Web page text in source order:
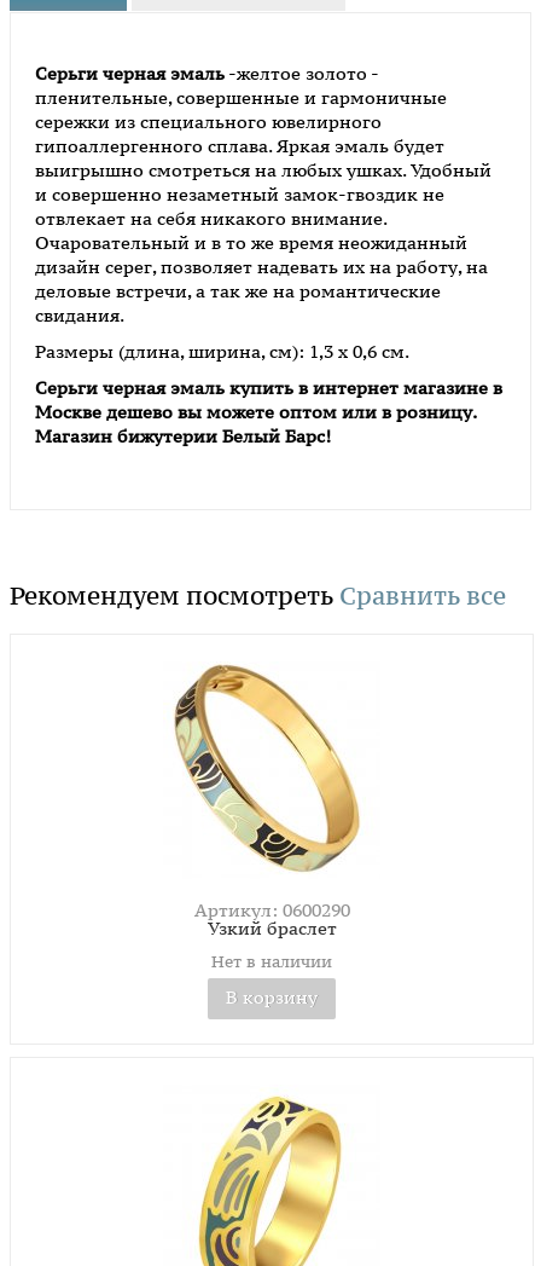
Серьги черная эмаль -желтое золото -
пленительные, совершенные и гармоничные
сережки из специального ювелирного
гипоаллергенного сплава. Яркая эмаль будет
выигрышно смотреться на любых ушках. Удобный
и совершенно незаметный замок-гвоздик не
отвлекает на себя никакого внимание.
Очаровательный и в то же время неожиданный
дизайн серег, позволяет надевать их на работу, на
деловые встречи, а так же на романтические
свидания.
Размеры (длина, ширина, см): 1,3 x 0,6 см.
Серьги черная эмаль купить в интернет магазине в
Москве дешево вы можете оптом или в розницу.
Магазин бижутерии Белый Барс!
Рекомендуем посмотреть Сравнить все
Артикул: 0600290
Узкий браслет
Нет в наличии
В корзину